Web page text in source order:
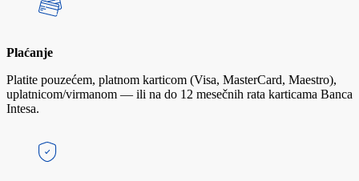
Plaćanje
Platite pouzećem, platnom karticom (Visa, MasterCard, Maestro),
uplatnicom/virmanom — ili na do 12 mesečnih rata karticama Banca
Intesa.